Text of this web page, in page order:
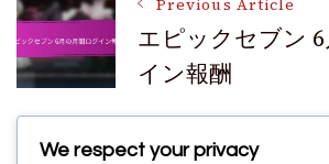
Post
Navigation
Previous Article
エピックセブン
イン報酬
We respect your privacy